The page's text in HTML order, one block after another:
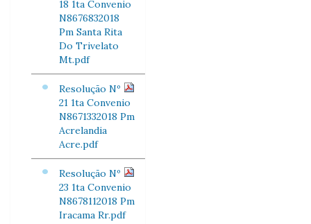
18 1ta Convenio
N8676832018
Pm Santa Rita
Do Trivelato
Mt.pdf
Resolução Nº
21 1ta Convenio
N8671332018 Pm
Acrelandia
Acre.pdf
Resolução Nº
23 1ta Convenio
N8678112018 Pm
Iracama Rr.pdf